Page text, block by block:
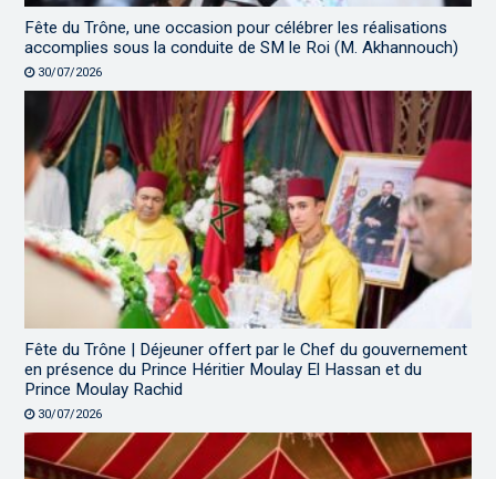
Fête du Trône, une occasion pour célébrer les réalisations
accomplies sous la conduite de SM le Roi (M. Akhannouch)
30/07/2026
Fête du Trône | Déjeuner offert par le Chef du gouvernement
en présence du Prince Héritier Moulay El Hassan et du
Prince Moulay Rachid
30/07/2026